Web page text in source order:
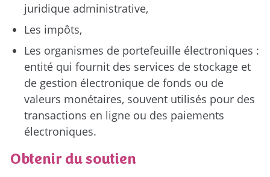
juridique administrative,
Les impôts,
Les organismes de portefeuille électroniques :
entité qui fournit des services de stockage et
de gestion électronique de fonds ou de
valeurs monétaires, souvent utilisés pour des
transactions en ligne ou des paiements
électroniques.
Obtenir du soutien